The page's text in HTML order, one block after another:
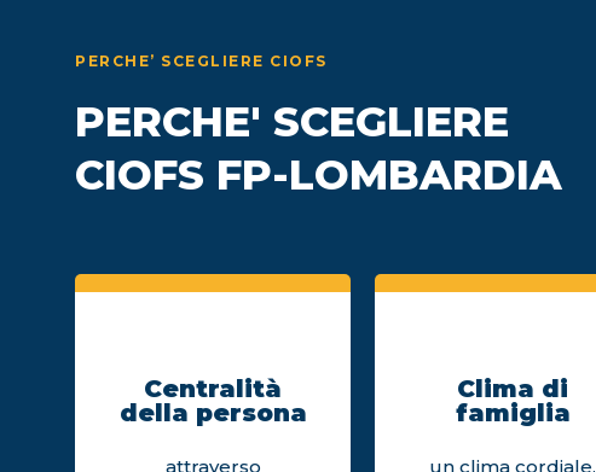
PERCHE’ SCEGLIERE CIOFS
PERCHE' SCEGLIERE
CIOFS FP-LOMBARDIA
Centralità
della persona
attraverso
Clima di
famiglia
un clima cordiale,